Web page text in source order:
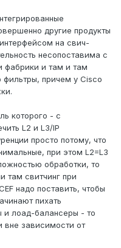
другие продукты
на свич-
несопоставима с
фабрики и там и там
фильтры, причем у Cisco
которого - с
L2 и L3/IP
просто потому, что
при этом L2=L3
обработки, то
там свитчинг при
надо поставить, чтобы
пихать
и лоад-балансеры - то
вне зависимости от